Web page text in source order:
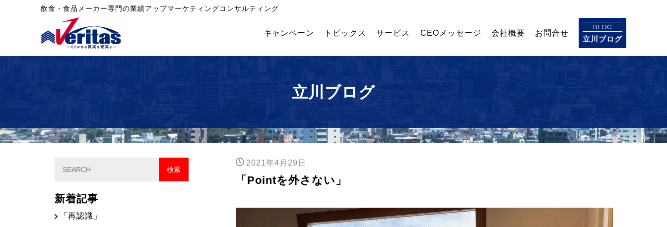
飲食・食品メーカー専門の業績アップマーケティングコンサルティング
キャンペーン トピックス
サービス
食・
ンサ
ルテ
人採
育成
CEOメッセージ 会社概要 お問合せ
BLOG
立川ブログ
立川ブログ
2021年4月29日
「Pointを外さない」
新着記事
「再認識」